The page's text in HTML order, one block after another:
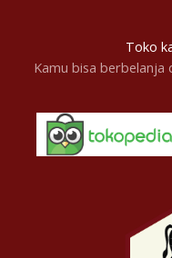
Toko
Kamu bisa berbelanja